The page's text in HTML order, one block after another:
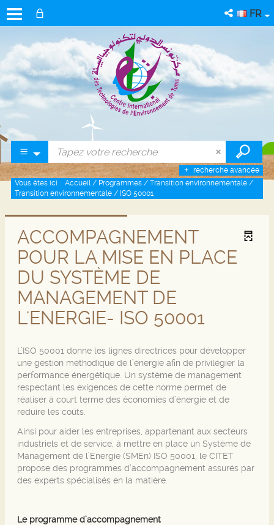
FR
recherche avancée
Vous êtes ici : Accueil / Programmes / Transition environnementale /
Transition environnementale / ISO 50001
ACCOMPAGNEMENT
POUR LA MISE EN PLACE
DU SYSTÈME DE
MANAGEMENT DE
L'ENERGIE- ISO 50001
L’ISO 50001 donne les lignes directrices pour développer
une gestion méthodique de l’énergie afin de privilégier la
performance énergétique. Un système de management
respectant les exigences de cette norme permet de
réaliser à court terme des économies d’énergie et de
réduire les coûts.
Ainsi pour aider les entreprises, appartenant aux secteurs
industriels et de service, à mettre en place un Système de
Management de l’Energie (SMEn) ISO 50001, le CITET
propose des programmes d’accompagnement assurés par
des experts spécialisés en la matière.
Le programme d’accompagnement